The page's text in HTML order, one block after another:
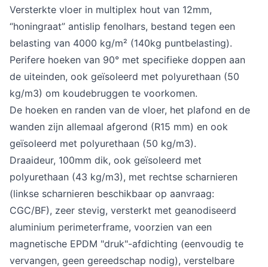
Versterkte vloer in multiplex hout van 12mm,
“honingraat” antislip fenolhars, bestand tegen een
belasting van 4000 kg/m² (140kg puntbelasting).
Perifere hoeken van 90° met specifieke doppen aan
de uiteinden, ook geïsoleerd met polyurethaan (50
kg/m3) om koudebruggen te voorkomen.
De hoeken en randen van de vloer, het plafond en de
wanden zijn allemaal afgerond (R15 mm) en ook
geïsoleerd met polyurethaan (50 kg/m3).
Draaideur, 100mm dik, ook geïsoleerd met
polyurethaan (43 kg/m3), met rechtse scharnieren
(linkse scharnieren beschikbaar op aanvraag:
CGC/BF), zeer stevig, versterkt met geanodiseerd
aluminium perimeterframe, voorzien van een
magnetische EPDM "druk"-afdichting (eenvoudig te
vervangen, geen gereedschap nodig), verstelbare